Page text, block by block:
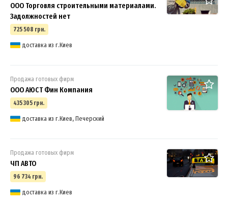
ООО Торговля строительными материалами.
Задолжностей нет
725 508 грн.
доставка из г.Киев
Продажа готовых фирм
ООО АЮСТ Фин Компания
435 305 грн.
доставка из г.Киев, Печерский
Продажа готовых фирм
ЧП АВТО
96 734 грн.
доставка из г.Киев